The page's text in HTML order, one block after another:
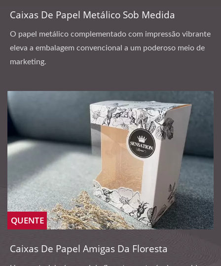
Caixas De Papel Metálico Sob Medida
O papel metálico complementado com impressão vibrante
eleva a embalagem convencional a um poderoso meio de
marketing.
QUENTE
Caixas De Papel Amigas Da Floresta